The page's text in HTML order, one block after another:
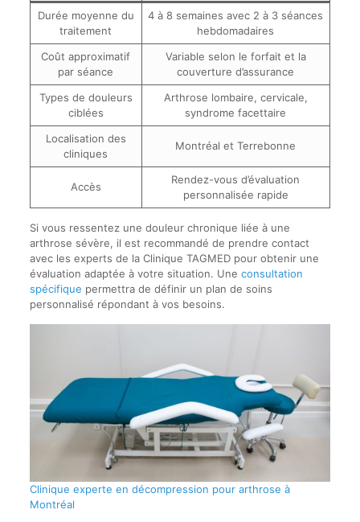
Durée moyenne du
traitement
4 à 8 semaines avec 2 à 3 séances
hebdomadaires
Coût approximatif
par séance
Variable selon le forfait et la
couverture d’assurance
Types de douleurs
ciblées
Arthrose lombaire, cervicale,
syndrome facettaire
Localisation des
cliniques
Montréal et Terrebonne
Accès
Rendez-vous d’évaluation
personnalisée rapide
Si vous ressentez une douleur chronique liée à une
arthrose sévère, il est recommandé de prendre contact
avec les experts de la Clinique TAGMED pour obtenir une
évaluation adaptée à votre situation. Une consultation
spécifique permettra de définir un plan de soins
personnalisé répondant à vos besoins.
Clinique experte en décompression pour arthrose à
Montréal